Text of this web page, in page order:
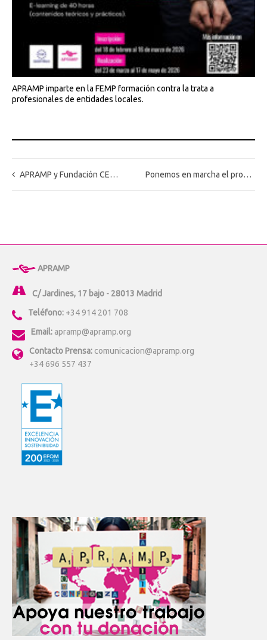
APRAMP imparte en la FEMP formación contra la trata a
profesionales de entidades locales.
APRAMP y Fundación CERMI Mujeres refuerzan su alianza para combatir la trata y la explotación de mujeres y niñas con discapacidad Ponemos en marcha el proyecto “Sensibilización contra la trata de personas para embajadas, consulados y organizaciones de migrantes en España”.
APRAMP
C/ Jardines, 17 bajo - 28013 Madrid
Teléfono: +34 914 201 708
Email: apramp@apramp.org
Contacto Prensa: comunicacion@apramp.org
+34 696 557 437